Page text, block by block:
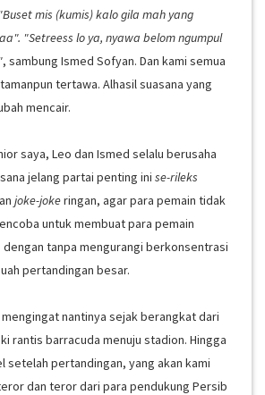
mis (kumis) kalo gila mah yang
"Setreess lo ya, nyawa belom ngumpul
, sambung Ismed Sofyan. Dan kami semua
tertawa. Alhasil suasana yang
mencair.
saya, Leo dan Ismed selalu berusaha
jelang partai penting ini se-rileks
joke-jokeringan, agar para pemain tidak
untuk membuat para pemain
dengan tanpa mengurangi berkonsentrasi
pertandingan besar.
nantinya sejak berangkat dari
rantis barracuda menuju stadion. Hingga
setelah pertandingan, yang akan kami
dan teror dari para pendukung Persib